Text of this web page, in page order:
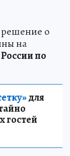
решение о
на
по
для
гостей